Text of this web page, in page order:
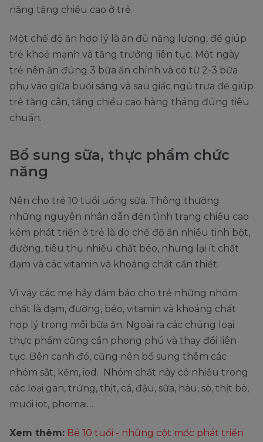
năng tăng chiều cao ở trẻ.
Một chế độ ăn hợp lý là ăn đủ năng lượng, để giúp
trẻ khoẻ mạnh và tăng trưởng liên tục. Một ngày
trẻ nên ăn đúng 3 bữa ăn chính và có từ 2-3 bữa
phụ vào giữa buổi sáng và sau giấc ngủ trưa để giúp
trẻ tăng cân, tăng chiều cao hàng tháng đúng tiêu
chuẩn.
Bổ sung sữa, thực phẩm chức
năng
Nên cho trẻ 10 tuổi uống sữa. Thông thường
những nguyên nhân dẫn đến tình trạng chiều cao
kém phát triển ở trẻ là do chế độ ăn nhiều tinh bột,
đường, tiêu thụ nhiều chất béo, nhưng lại ít chất
đạm và các vitamin và khoáng chất cần thiết.
Vì vậy các mẹ hãy đảm bảo cho trẻ những nhóm
chất là đạm, đường, béo, vitamin và khoáng chất
hợp lý trong mỗi bữa ăn. Ngoài ra các chủng loại
thực phẩm cũng cần phong phú và thay đổi liên
tục. Bên cạnh đó, cũng nên bổ sung thêm các
nhóm sắt, kẽm, iod. Nhóm chất này có nhiều trong
các loại gan, trứng, thịt, cá, đậu, sữa, hàu, sò, thịt bò,
muối iot, phomai…
Xem thêm: Bé 10 tuổi - những cột mốc phát triển